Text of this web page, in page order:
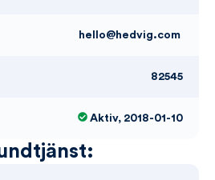
hello@hedvig.com
82545
Aktiv, 2018-01-10